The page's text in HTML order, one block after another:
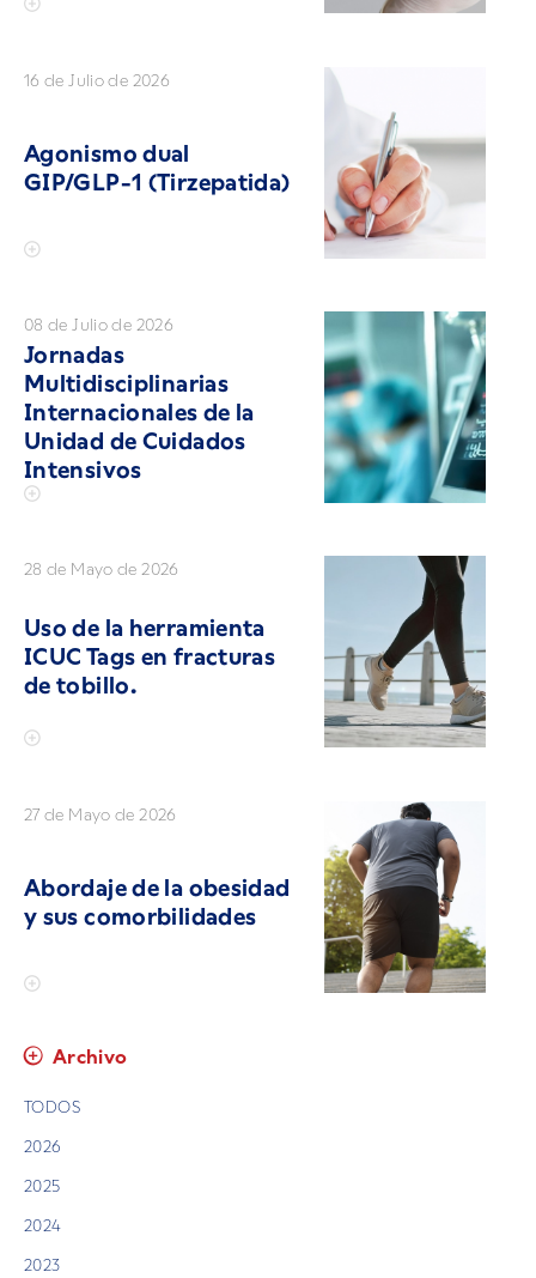
16 de Julio de 2026
Agonismo dual
GIP/GLP-1 (Tirzepatida)
08 de Julio de 2026
Jornadas
Multidisciplinarias
Internacionales de la
Unidad de Cuidados
Intensivos
28 de Mayo de 2026
Uso de la herramienta
ICUC Tags en fracturas
de tobillo.
27 de Mayo de 2026
Abordaje de la obesidad
y sus comorbilidades
Archivo
TODOS
2026
2025
2024
2023